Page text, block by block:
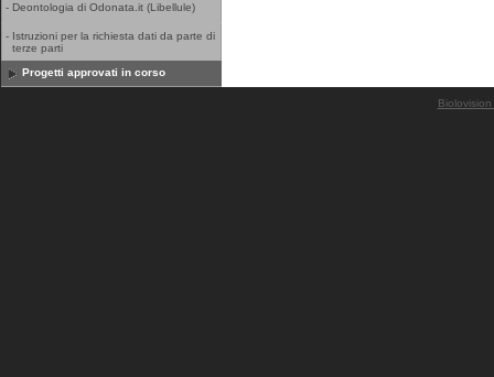
- Deontologia di Odonata.it (Libellule)
- Istruzioni per la richiesta dati da parte di
terze parti
Progetti approvati in corso
Biolovision